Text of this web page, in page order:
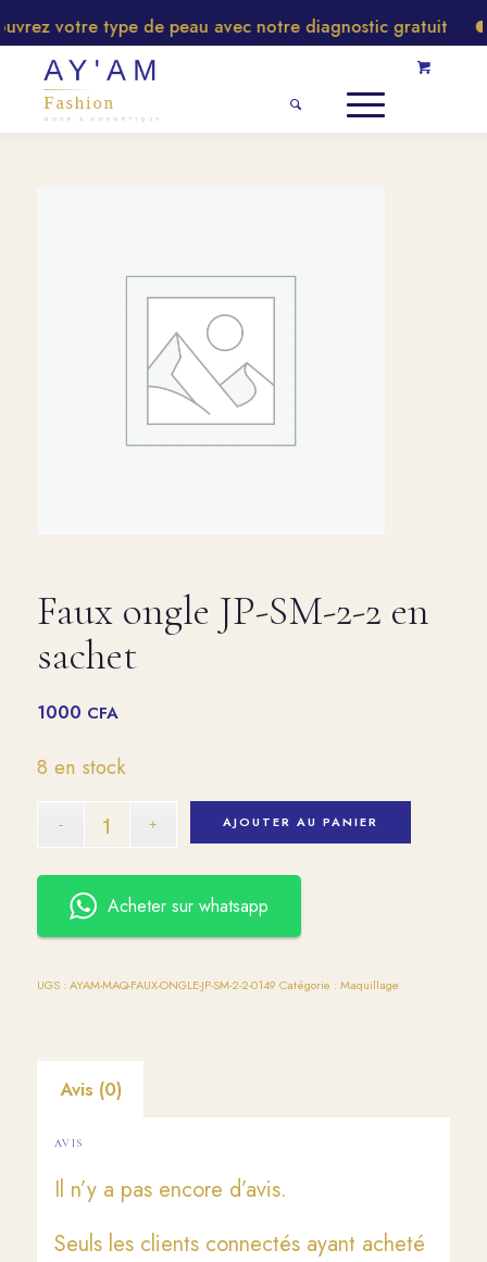
votre type de peau avec notre diagnostic gratuit
Faux ongle JP-SM-2-2 en
sachet
1000 CFA
8 en stock
AJOUTER AU PANIER
Acheter sur whatsapp
UGS : AYAM-MAQ-FAUX-ONGLE-JP-SM-2-2-0149 Catégorie : Maquillage
Avis (0)
AVIS
Il n’y a pas encore d’avis.
Seuls les clients connectés ayant acheté